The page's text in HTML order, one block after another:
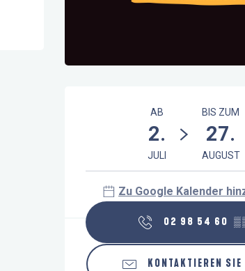
Öffnungszeiten &
AB
2.
JULI
BIS ZUM
27.
AUGUST
Zu Google Kalender
02 98 54 60
KONTAKTIEREN SIE